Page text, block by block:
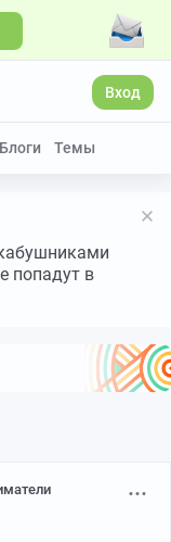
Вход
Блоги Темы
попадут в
Больше видео